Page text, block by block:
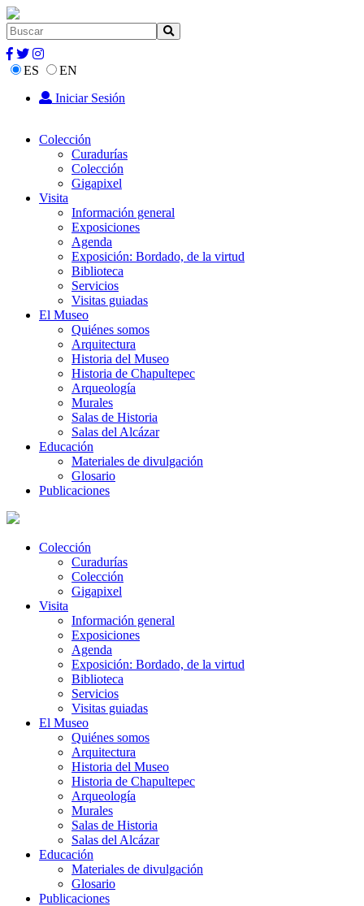
ES
EN
Iniciar Sesión
Colección
Curadurías
Colección
Gigapixel
Visita
Información general
Exposiciones
Agenda
Exposición: Bordado, de la virtud
Biblioteca
Servicios
Visitas guiadas
El Museo
Quiénes somos
Arquitectura
Historia del Museo
Historia de Chapultepec
Arqueología
Murales
Salas de Historia
Salas del Alcázar
Educación
Materiales de divulgación
Glosario
Publicaciones
Colección
Curadurías
Colección
Gigapixel
Visita
Información general
Exposiciones
Agenda
Exposición: Bordado, de la virtud
Biblioteca
Servicios
Visitas guiadas
El Museo
Quiénes somos
Arquitectura
Historia del Museo
Historia de Chapultepec
Arqueología
Murales
Salas de Historia
Salas del Alcázar
Educación
Materiales de divulgación
Glosario
Publicaciones